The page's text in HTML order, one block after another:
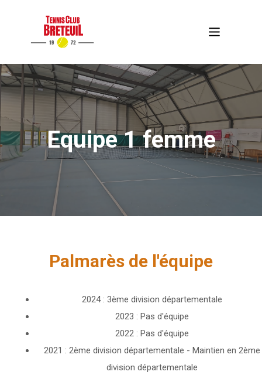
Equipe 1 femme
Palmarès de l'équipe
2024 : 3ème division départementale
2023 : Pas d'équipe
2022 : Pas d'équipe
2021 : 2ème division départementale - Maintien en 2ème
division départementale